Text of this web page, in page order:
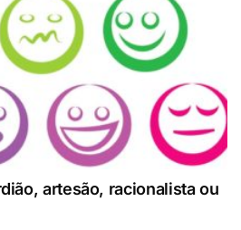
artesão, racionalista ou